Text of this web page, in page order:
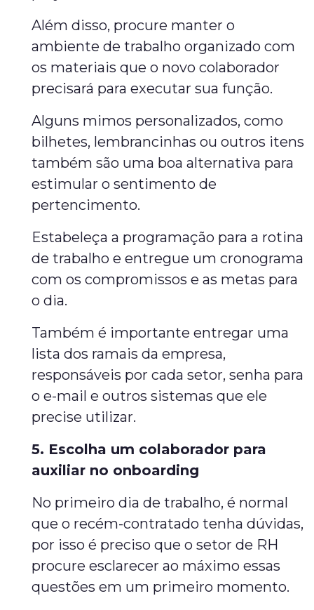
Além disso, procure manter o
ambiente de trabalho organizado com
os materiais que o novo colaborador
precisará para executar sua função.
Alguns mimos personalizados, como
bilhetes, lembrancinhas ou outros itens
também são uma boa alternativa para
estimular o sentimento de
pertencimento.
Estabeleça a programação para a rotina
de trabalho e entregue um cronograma
com os compromissos e as metas para
o dia.
Também é importante entregar uma
lista dos ramais da empresa,
responsáveis por cada setor, senha para
o e-mail e outros sistemas que ele
precise utilizar.
5. Escolha um colaborador para
auxiliar no onboarding
No primeiro dia de trabalho, é normal
que o recém-contratado tenha dúvidas,
por isso é preciso que o setor de RH
procure esclarecer ao máximo essas
questões em um primeiro momento.